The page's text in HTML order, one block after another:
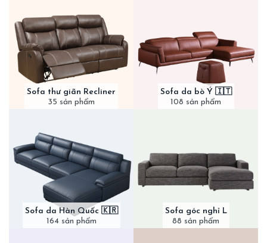
Sofa thư giãn Recliner
35 sản phẩm
Sofa da bò Ý 🇮🇹
108 sản phẩm
Sofa da Hàn Quốc 🇰🇷
164 sản phẩm
Sofa góc nghỉ L
88 sản phẩm